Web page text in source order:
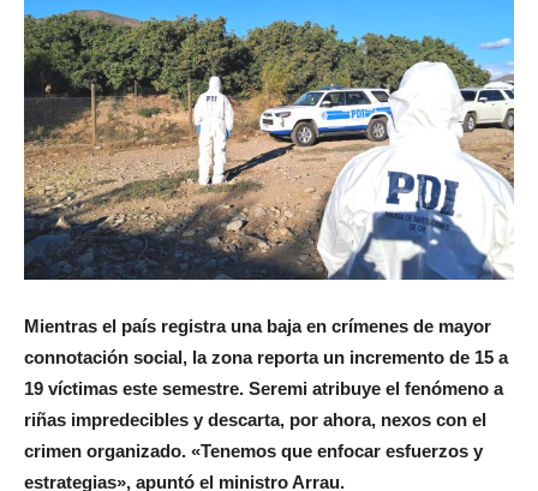
Mientras el país registra una baja en crímenes de mayor
connotación social, la zona reporta un incremento de 15 a
19 víctimas este semestre. Seremi atribuye el fenómeno a
riñas impredecibles y descarta, por ahora, nexos con el
crimen organizado. «Tenemos que enfocar esfuerzos y
estrategias», apuntó el ministro Arrau.